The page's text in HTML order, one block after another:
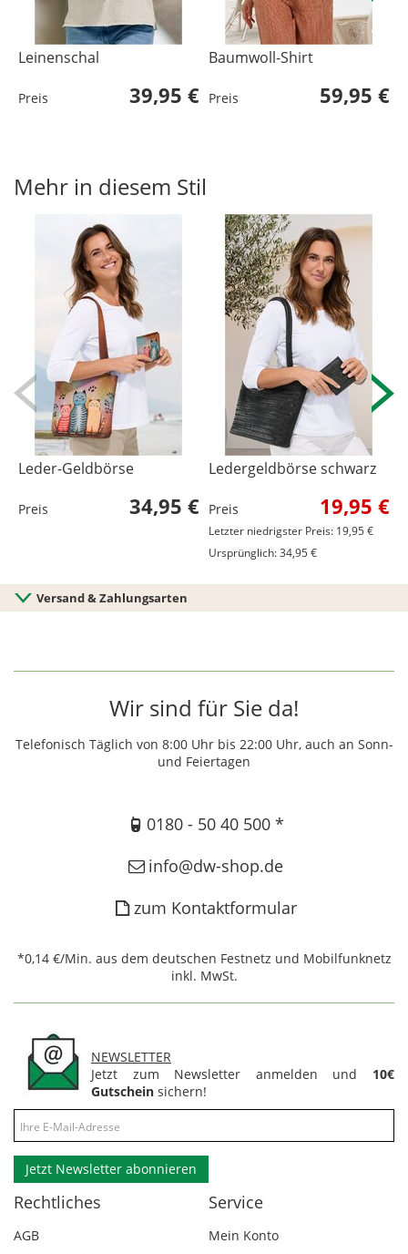
Leinenschal
Preis 39,95 €
Baumwoll-Shirt
Preis 59,95 €
Mehr in diesem Stil
Leder-Geldbörse
Preis 34,95 €
Ledergeldbörse schwarz
Preis 19,95 €
Letzter niedrigster Preis: 19,95 €
Ursprünglich: 34,95 €
Versand & Zahlungsarten
Wir sind für Sie da!
Telefonisch Täglich von 8:00 Uhr bis 22:00 Uhr, auch an Sonn-
und Feiertagen
0180 - 50 40 500 *
info@dw-shop.de
zum Kontaktformular
*0,14 €/Min. aus dem deutschen Festnetz und Mobilfunknetz
inkl. MwSt.
NEWSLETTER
Jetzt zum Newsletter anmelden und 10€
Gutschein sichern!
Jetzt Newsletter abonnieren
Rechtliches
AGB
Service
Mein Konto